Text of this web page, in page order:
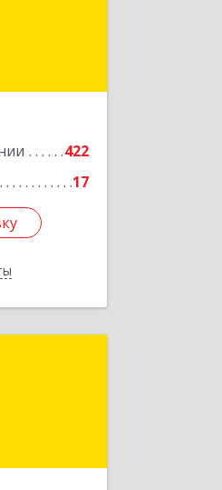
422
17
область -
г.о,
№ 1, этаж 2
г,
5, кв.192
Подробнее